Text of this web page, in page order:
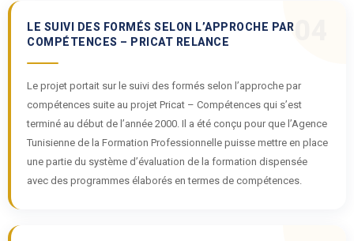
LE SUIVI DES FORMÉS SELON L’APPROCHE PAR
COMPÉTENCES – PRICAT RELANCE
Le projet portait sur le suivi des formés selon l’approche par
compétences suite au projet Pricat – Compétences qui s’est
terminé au début de l’année 2000. Il a été conçu pour que l’Agence
Tunisienne de la Formation Professionnelle puisse mettre en place
une partie du système d’évaluation de la formation dispensée
avec des programmes élaborés en termes de compétences.